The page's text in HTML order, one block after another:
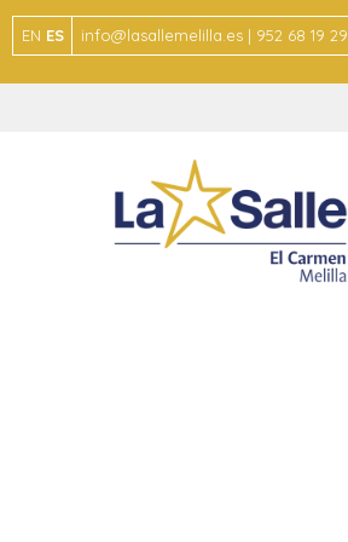
EN ES info@lasallemelilla.es | 952 68 19 29